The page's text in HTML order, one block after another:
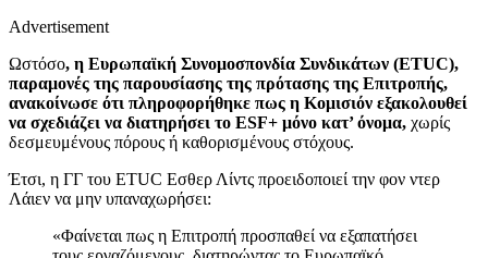
Advertisement
Ωστόσο, η Ευρωπαϊκή Συνομοσπονδία Συνδικάτων (ETUC),
παραμονές της παρουσίασης της πρότασης της Επιτροπής,
ανακοίνωσε ότι πληροφορήθηκε πως η Κομισιόν εξακολουθεί
να σχεδιάζει να διατηρήσει το ESF+ μόνο κατ’ όνομα, χωρίς
δεσμευμένους πόρους ή καθορισμένους στόχους.
Έτσι, η ΓΓ του ETUC Εσθερ Λίντς προειδοποιεί την φον ντερ
Λάιεν να μην υπαναχωρήσει:
«Φαίνεται πως η Επιτροπή προσπαθεί να εξαπατήσει